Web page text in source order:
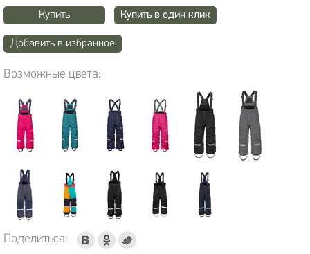
Купить Купить в один клик
Добавить в избранное
Возможные цвета:
Поделиться: